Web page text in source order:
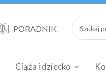
PORADNIK
Ciąża i dziecko